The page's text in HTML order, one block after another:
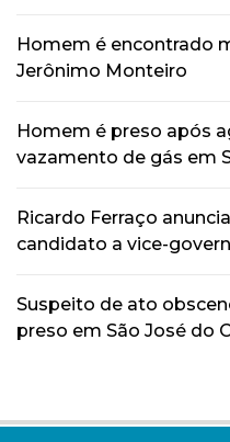
Homem é encontrado
Jerônimo Monteiro
Homem é preso após
vazamento de gás em
Ricardo Ferraço
candidato a vice-
Suspeito de ato
preso em São José do